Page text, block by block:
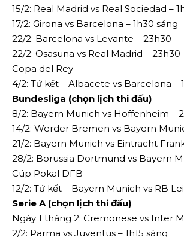
15/2: Real Madrid vs Real Sociedad –
17/2: Girona vs Barcelona – 1h30 sáng
22/2: Barcelona vs Levante – 23h30
22/2: Osasuna vs Real Madrid – 23h30
Copa del Rey
4/2: Tứ kết – Albacete vs Barcelona –
Bundesliga (chọn lịch thi đấu)
8/2: Bayern Munich vs Hoffenheim –
14/2: Werder Bremen vs Bayern
21/2: Bayern Munich vs Eintracht
28/2: Borussia Dortmund vs Bayern
Cúp Pokal DFB
12/2: Tứ kết – Bayern Munich vs RB
Serie A (chọn lịch thi đấu)
Ngày 1 tháng 2: Cremonese vs Inter
2/2: Parma vs Juventus – 1h15 sáng